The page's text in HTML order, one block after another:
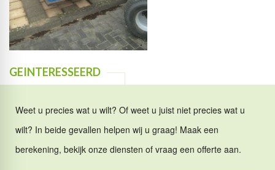
GEINTERESSEERD
Weet u precies wat u wilt? Of weet u juist niet precies wat u
wilt? In beide gevallen helpen wij u graag! Maak een
berekening, bekijk onze diensten of vraag een offerte aan.